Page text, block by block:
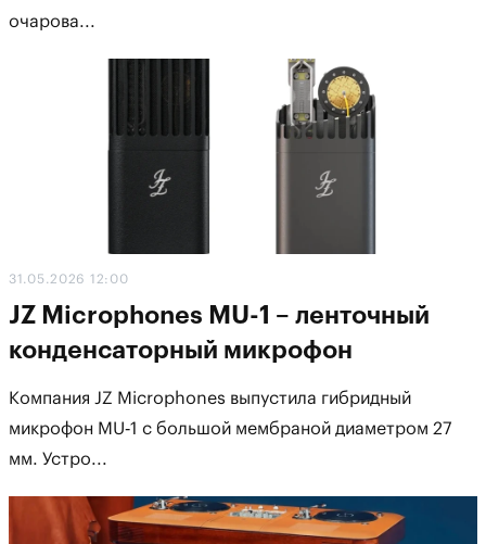
очарова...
31.05.2026 12:00
JZ Microphones MU-1 – ленточный
конденсаторный микрофон
Компания JZ Microphones выпустила гибридный
микрофон MU‑1 с большой мембраной диаметром 27
мм. Устро...